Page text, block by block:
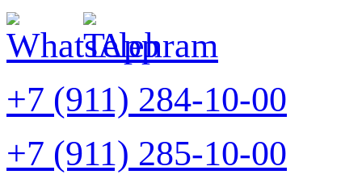
+7 (911) 284-10-00
+7 (911) 285-10-00